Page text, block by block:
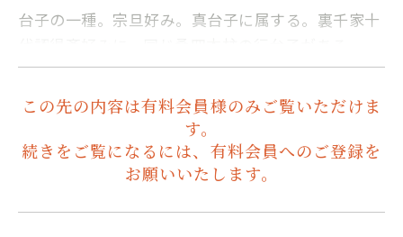
台子の一種。宗旦好み。真台子に属する。裏千家十
この先の内容は有料会員様のみご覧いただけま
す。
続きをご覧になるには、有料会員へのご登録を
お願いいたします。